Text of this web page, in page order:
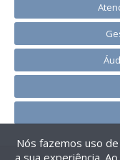
Nós fazemos uso
a sua experiência.